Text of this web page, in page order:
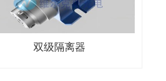
双级隔离器